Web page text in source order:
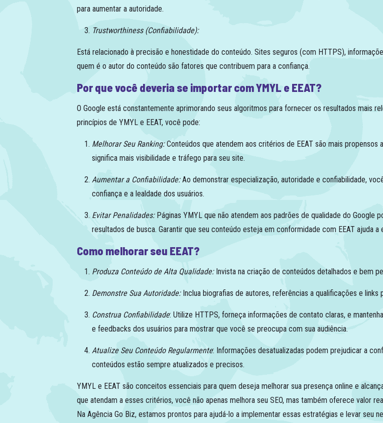
para aumentar a autoridade.
Trustworthiness (Confiabilidade):
Está relacionado à precisão e honestidade do conteúdo. Sites seguros (com HTTPS),
quem é o autor do conteúdo são fatores que contribuem para a confiança.
Por que você deveria se importar com YMYL e EEAT?
O Google está constantemente aprimorando seus algoritmos para fornecer os resultados mais
princípios de YMYL e EEAT, você pode:
Melhorar Seu Ranking:Conteúdos que atendem aos critérios de EEAT são mais
significa mais visibilidade e tráfego para seu site.
Aumentar a Confiabilidade:Ao demonstrar especialização, autoridade e confiabilidade,
confiança e a lealdade dos usuários.
Evitar Penalidades:Páginas YMYL que não atendem aos padrões de qualidade do Google
resultados de busca. Garantir que seu conteúdo esteja em conformidade com EEAT ajuda a
Como melhorar seu EEAT?
Produza Conteúdo de Alta Qualidade: Invista na criação de conteúdos detalhados e bem
Demonstre Sua Autoridade: Inclua biografias de autores, referências a qualificações e
Construa Confiabilidade: Utilize HTTPS, forneça informações de contato claras, e
e feedbacks dos usuários para mostrar que você se preocupa com sua audiência.
Atualize Seu Conteúdo Regularmente: Informações desatualizadas podem prejudicar a
conteúdos estão sempre atualizados e precisos.
YMYL e EEAT são conceitos essenciais para quem deseja melhorar sua presença online e
que atendam a esses critérios, você não apenas melhora seu SEO, mas também oferece valor
Na Agência Go Biz, estamos prontos para ajudá-lo a implementar essas estratégias e levar seu